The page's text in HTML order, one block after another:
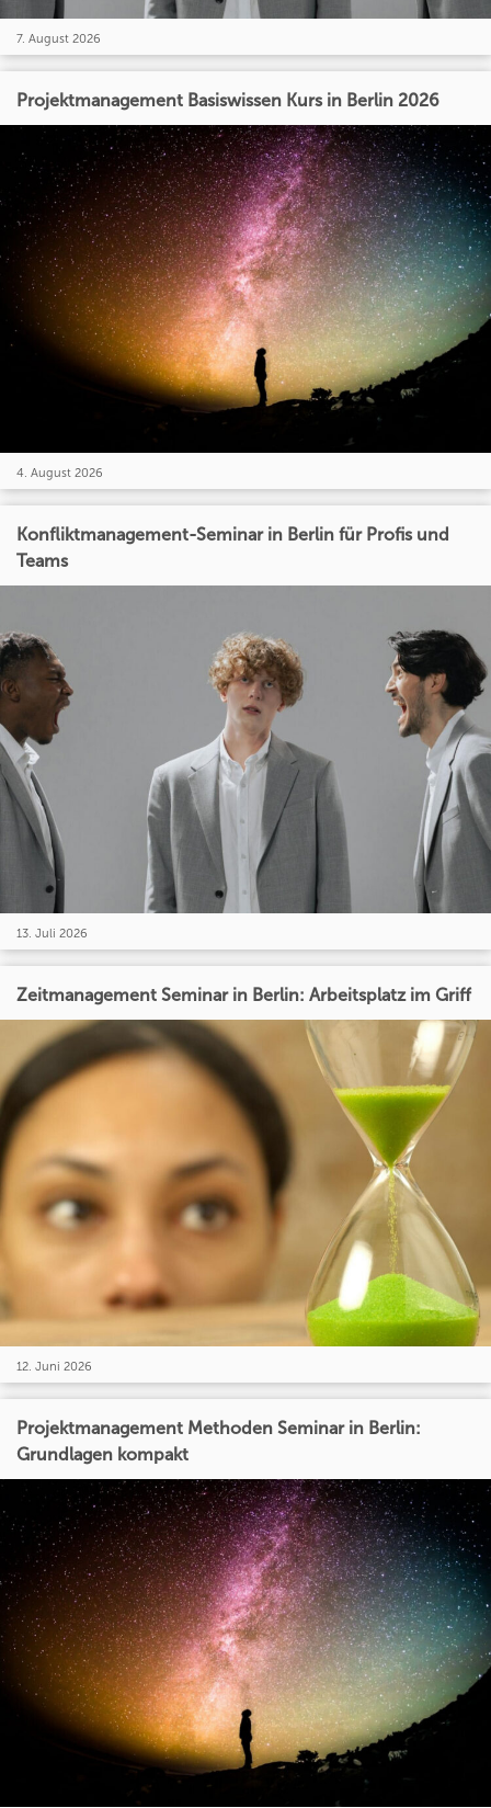
7. August 2026
Projektmanagement Basiswissen Kurs in Berlin 2026
4. August 2026
Konfliktmanagement-Seminar in Berlin für Profis und
Teams
13. Juli 2026
Zeitmanagement Seminar in Berlin: Arbeitsplatz im Griff
12. Juni 2026
Projektmanagement Methoden Seminar in Berlin:
Grundlagen kompakt